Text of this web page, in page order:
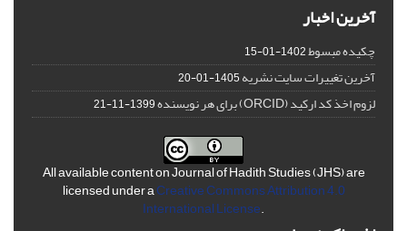
آخرین اخبار
چکیده مبسوط1402-01-15
آخرین تغییرات سایت نشریه1405-01-20
لزوم اخذ کد ارکید (ORCID) برای هر نویسنده 1399-11-21
All available content on Journal of Hadith Studies (JHS) are
licensed under aCreative Commons Attribution 4.0
International License.